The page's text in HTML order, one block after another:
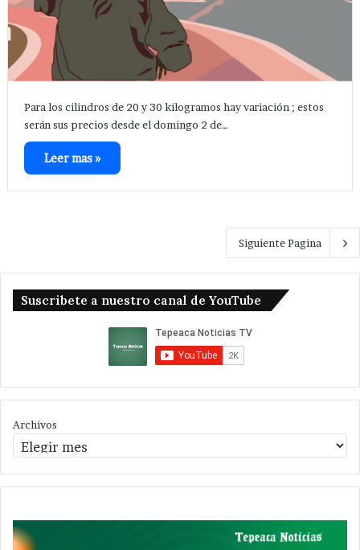
Para los cilindros de 20 y 30 kilogramos hay variación ; estos
serán sus precios desde el domingo 2 de…
Leer mas »
Siguiente Pagina
Suscribete a nuestro canal de YouTube
Archivos